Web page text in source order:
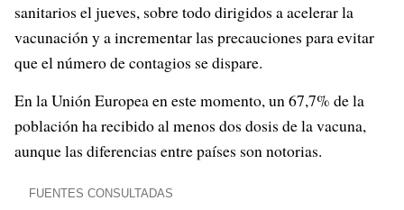
sanitarios el jueves, sobre todo dirigidos a acelerar la
vacunación y a incrementar las precauciones para evitar
que el número de contagios se dispare.
En la Unión Europea en este momento, un 67,7% de la
población ha recibido al menos dos dosis de la vacuna,
aunque las diferencias entre países son notorias.
FUENTES CONSULTADAS